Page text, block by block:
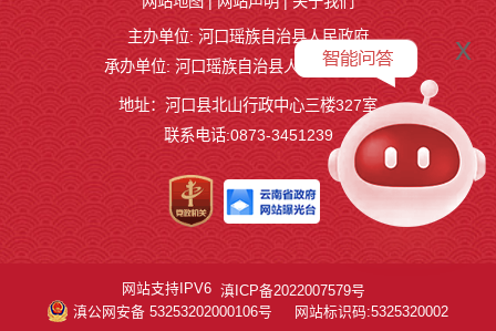
主办单位: 河口瑶族自治县人民政府
承办单位: 河口瑶族自治县人民政府办公室
地址：河口县北山行政中心三楼327室
联系电话:0873-3451239
x
网站支持IPV6 滇ICP备2022007579号
滇公网安备 53253202000106号
网站标识码:5325320002